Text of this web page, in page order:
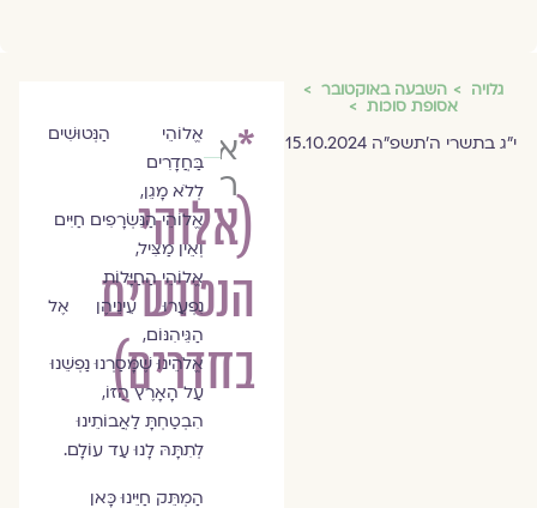
גלויה השבעה באוקטובר
אסופת סוכות
י״ג בתשרי ה׳תשפ״ה 15.10.2024
*
(אלוהי
הנטושים
בחדרים)
אהובה
רקנטי
אֱלוֹהֵי הַנְּטוּשִׁים
בַּחֲדָרִים
לְלֹא מָגֵן,
אֱלוֹהֵי הַנִּשְׂרָפִים חַיִּים
וְאֵין מַצִּיל,
אֱלוֹהֵי הַחַיָּלוֹת
נִפְעֲרוּ עֵינֵיהֶן אֶל
הַגֵּיהִנּוֹם,
אֱלֹהֵינוּ שֶׁמָּסַרְנוּ נַפְשֵׁנוּ
עַל הָאָרֶץ הַזּוֹ,
הִבְטַחְתָּ לַאֲבוֹתֵינוּ
לְתִתָּהּ לָנוּ עַד עוֹלָם.
הַמְתֵּק חַיֵּינוּ כָּאן